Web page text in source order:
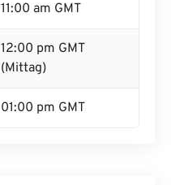
11:00 am GMT
12:00 pm GMT
(Mittag)
01:00 pm GMT